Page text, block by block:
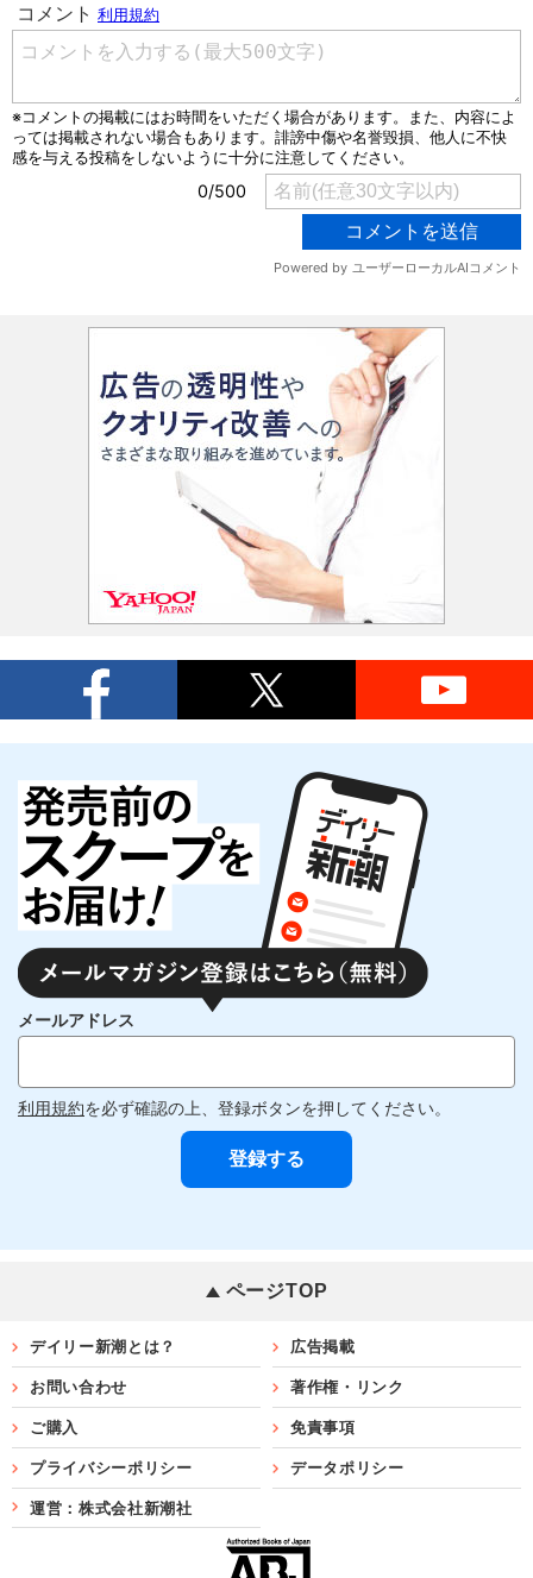
メールアドレス
利用規約を必ず確認の上、登録ボタンを押してください。
ページTOP
デイリー新潮とは？ 広告掲載
お問い合わせ 著作権・リンク
ご購入 免責事項
プライバシーポリシー データポリシー
運営：株式会社新潮社